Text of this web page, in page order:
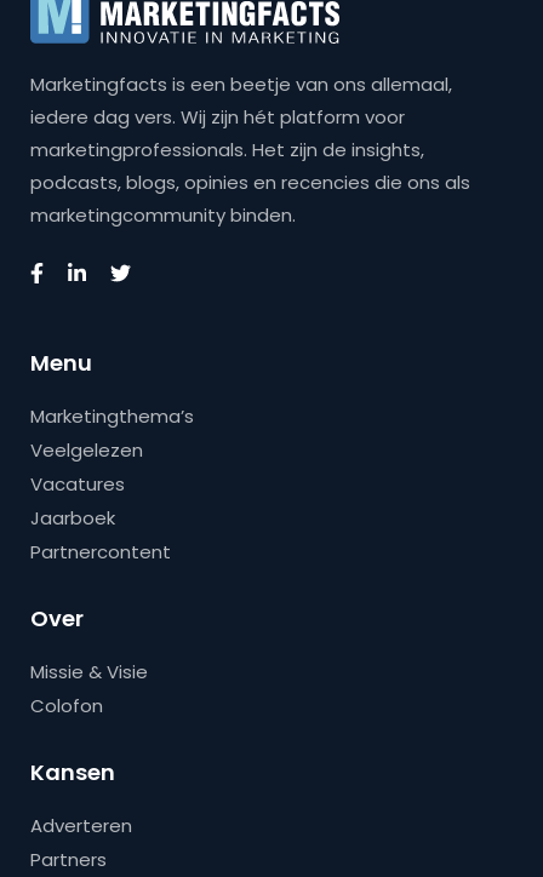
Marketingfacts is een beetje van ons allemaal,
iedere dag vers. Wij zijn hét platform voor
marketingprofessionals. Het zijn de insights,
podcasts, blogs, opinies en recencies die ons als
marketingcommunity binden.
Menu
Marketingthema’s
Veelgelezen
Vacatures
Jaarboek
Partnercontent
Over
Missie & Visie
Colofon
Kansen
Adverteren
Partners